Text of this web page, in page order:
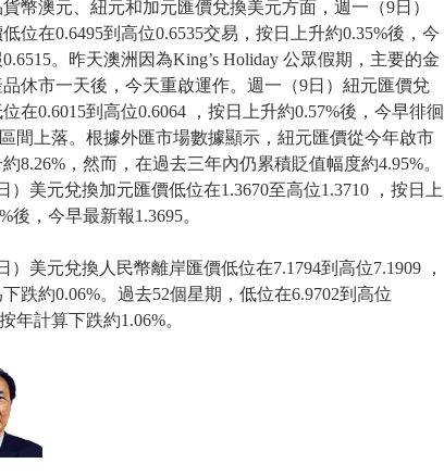
幣澳元、紐元和加元匯價兌換美元方面，週一（9日）
位在0.6495到高位0.6535交易，按日上升約0.35%後，今
。昨天澳洲因為King’s Holiday 公眾假期，主要的金
休市一天後，今天重啟運作。週一（9日）紐元匯價兌
在0.6015到高位0.6064 ，按日上升約0.57%後，今早徘徊
間上落。根據外匯市場數據顯示，紐元匯價從今年啟市
8.26%，然而，在過去三年內仍累積貶值幅度約4.95%。
）美元兌換加元匯價低位在1.3670至高位1.3710 ，按日上
後，今早最新報1.3695。
）美元兌換人民幣離岸匯價低位在7.1794到高位7.1909 ，
跌約0.06%。過去52個星期，低位在6.9702到高位
年計算下跌約1.06%。